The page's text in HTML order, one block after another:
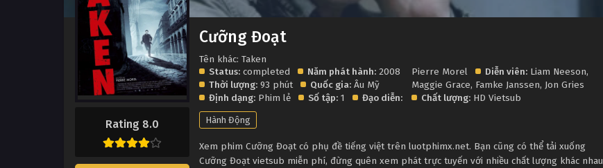
Rating 8.0
Cưỡng Đoạt
Tên khác: Taken
Status: completed Năm phát hành: 2008
Thời lượng: 93 phút Quốc gia: Âu Mỹ
Định dạng: Phim lẻ Số tập: 1 Đạo diễn:
Pierre Morel Diễn viên: Liam Neeson,
Maggie Grace, Famke Janssen, Jon Gries
Chất lượng: HD Vietsub
Hành Động
Xem phim Cưỡng Đoạt có phụ đề tiếng việt trên luotphimx.net. Bạn cũng có thể tải xuống
Cưỡng Đoạt vietsub miễn phí, đừng quên xem phát trực tuyến với nhiều chất lượng khác nhau